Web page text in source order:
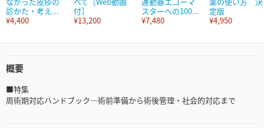
診かた・考え...
¥4,400
付］
¥13,200
スターへの100...
¥7,480
定版
¥4,950
概要
■特集
周術期対応ハンドブック―術前準備から術後管理・社会的対応まで